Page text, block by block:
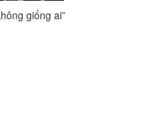
giống ai”